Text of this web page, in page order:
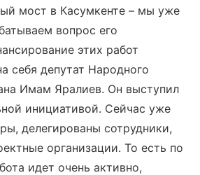
мост в Касумкенте – мы уже
вопрос его
этих работ
себя депутат Народного
Имам Яралиев. Он выступил
инициативой. Сейчас уже
делегированы сотрудники,
организации. То есть по
идет очень активно,